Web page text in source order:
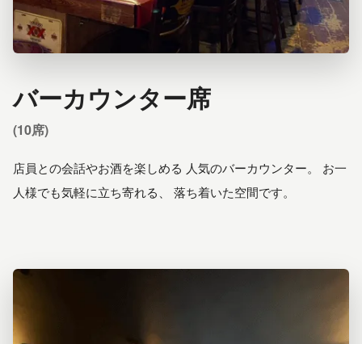
バーカウンター席
(10席)
店員との会話やお酒を楽しめる 人気のバーカウンター。 お一
人様でも気軽に立ち寄れる、 落ち着いた空間です。